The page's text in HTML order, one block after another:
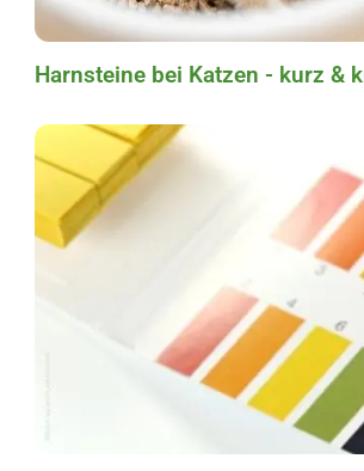
Harnsteine bei Katzen - kurz &